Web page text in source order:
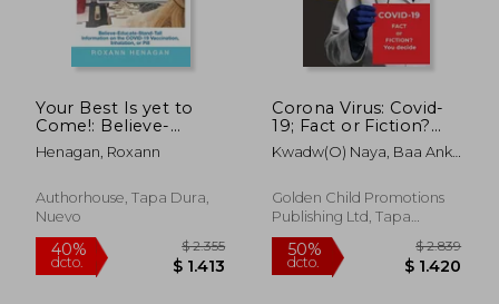
40%
dcto.
40%
dcto.
Your Best Is yet to
Come!: Believe-
Educate-Stand-Tall
Information on the
Inhalation, or Pill (en
Inglés)
Henagan, Roxann
Authorhouse, Tapa Dura,
Nuevo
Corona Virus: Covid-
19; Fact or Fiction?
You decide (en Inglés)
Kwadw(o) Naya, Baa Ankh
Golden Child Promotions
Publishing Ltd, Tapa
Blanda, Nuevo